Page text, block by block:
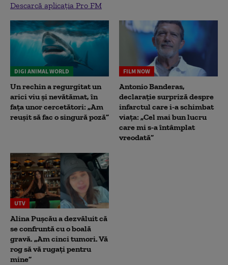
Descarcă aplicația Pro FM
DIGI ANIMAL WORLD
Un rechin a regurgitat un
arici viu și nevătămat, în
fața unor cercetători: „Am
reușit să fac o singură poză”
FILM NOW
Antonio Banderas,
declarație surpriză despre
infarctul care i-a schimbat
viața: „Cel mai bun lucru
care mi s-a întâmplat
vreodată”
UTV
Alina Pușcău a dezvăluit că
se confruntă cu o boală
gravă. „Am cinci tumori. Vă
rog să vă rugați pentru
mine”